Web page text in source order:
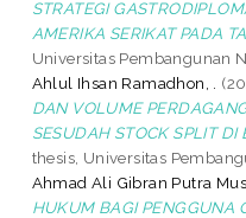
STRATEGI
AMERIKA SERIKAT PADA
Universitas Pembangunan
Ahlul Ihsan Ramadhon, .
DAN VOLUME
SESUDAH STOCK SPLIT DI
thesis, Universitas
Ahmad Ali Gibran Putra
HUKUM BAGI PENGGUNA